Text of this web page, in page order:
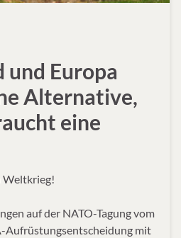
und Europa
Alternative,
eine
Weltkrieg!
auf der NATO-Tagung vom
Aufrüstungsentscheidung mit